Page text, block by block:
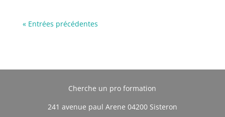
« Entrées précédentes
Cherche un pro formation
241 avenue paul Arene 04200 Sisteron